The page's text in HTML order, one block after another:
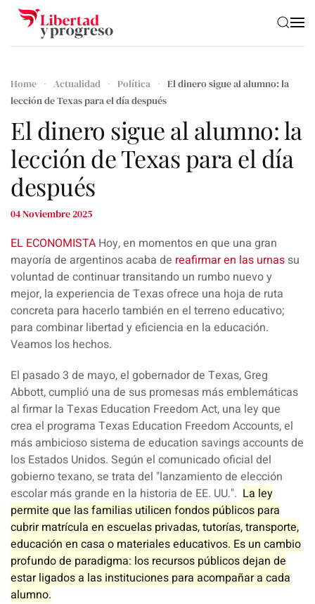
Skip to main content
Home Actualidad Política
El dinero sigue al alumno: la
lección de Texas para el día después
El dinero sigue al alumno: la
lección de Texas para el día
después
04 Noviembre 2025
EL ECONOMISTA Hoy, en momentos en que una gran
mayoría de argentinos acaba de reafirmar en las urnas su
voluntad de continuar transitando un rumbo nuevo y
mejor, la experiencia de Texasofrece una hoja de ruta
concreta para hacerlo también en el terreno educativo;
para combinar libertad y eficiencia en la educación.
Veamos los hechos.
El pasado 3 de mayo, el gobernador de Texas, Greg
Abbott, cumplió una de sus promesas más emblemáticas
al firmar la Texas Education Freedom Act, una ley que
crea el programa Texas Education Freedom Accounts, el
más ambicioso sistema de education savings accounts de
los Estados Unidos. Según el comunicado oficial del
gobierno texano, se trata del "lanzamiento de elección
escolar más grande en la historia de EE. UU.". La ley
permite que las familias utilicen fondos públicos para
cubrir matrícula en escuelas privadas, tutorías, transporte,
educación en casa o materiales educativos. Es un cambio
profundo de paradigma: los recursos públicos dejan de
estar ligados a las instituciones para acompañar a cada
alumno.